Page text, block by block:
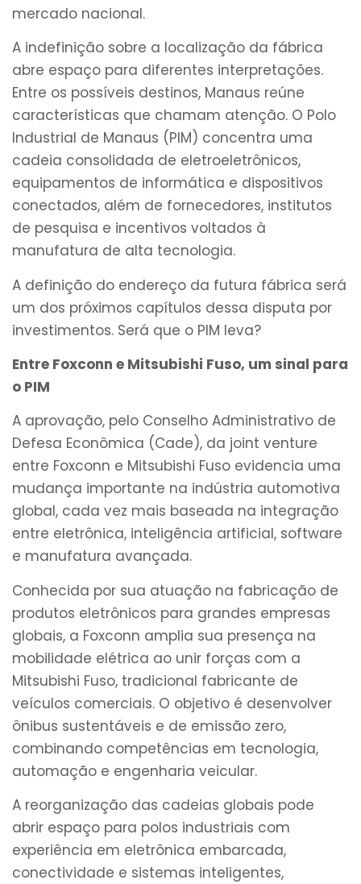
mercado nacional.
A indefinição sobre a localização da fábrica
abre espaço para diferentes interpretações.
Entre os possíveis destinos, Manaus reúne
características que chamam atenção. O Polo
Industrial de Manaus (PIM) concentra uma
cadeia consolidada de eletroeletrônicos,
equipamentos de informática e dispositivos
conectados, além de fornecedores, institutos
de pesquisa e incentivos voltados à
manufatura de alta tecnologia.
A definição do endereço da futura fábrica será
um dos próximos capítulos dessa disputa por
investimentos. Será que o PIM leva?
Entre Foxconn e Mitsubishi Fuso, um sinal para
o PIM
A aprovação, pelo Conselho Administrativo de
Defesa Econômica (Cade), da joint venture
entre Foxconn e Mitsubishi Fuso evidencia uma
mudança importante na indústria automotiva
global, cada vez mais baseada na integração
entre eletrônica, inteligência artificial, software
e manufatura avançada.
Conhecida por sua atuação na fabricação de
produtos eletrônicos para grandes empresas
globais, a Foxconn amplia sua presença na
mobilidade elétrica ao unir forças com a
Mitsubishi Fuso, tradicional fabricante de
veículos comerciais. O objetivo é desenvolver
ônibus sustentáveis e de emissão zero,
combinando competências em tecnologia,
automação e engenharia veicular.
A reorganização das cadeias globais pode
abrir espaço para polos industriais com
experiência em eletrônica embarcada,
conectividade e sistemas inteligentes,